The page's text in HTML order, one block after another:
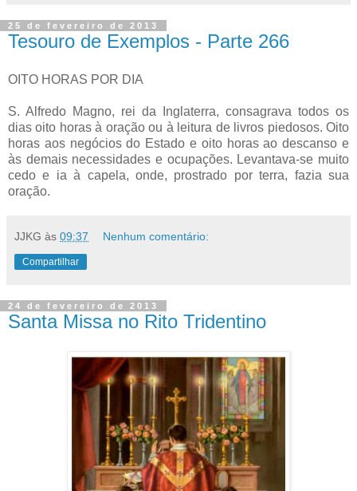
25 de fevereiro de 2013
Tesouro de Exemplos - Parte 266
OITO HORAS POR DIA
S. Alfredo Magno, rei da Inglaterra, consagrava todos os
dias oito horas à oração ou à leitura de livros piedosos. Oito
horas aos negócios do Estado e oito horas ao descanso e
às demais necessidades e ocupações. Levantava-se muito
cedo e ia à capela, onde, prostrado por terra, fazia sua
oração.
JJKG às 09:37 Nenhum comentário:
Compartilhar
24 de fevereiro de 2013
Santa Missa no Rito Tridentino